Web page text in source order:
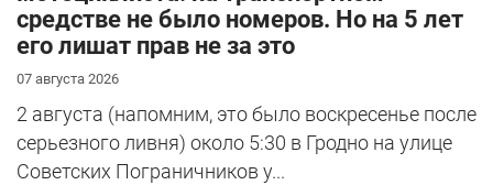
средстве не было номеров. Но на 5 лет
его лишат прав не за это
07 августа 2026
2 августа (напомним, это было воскресенье после
серьезного ливня) около 5:30 в Гродно на улице
Советских Пограничников у...